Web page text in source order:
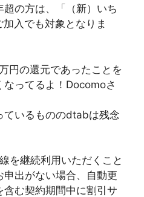
の方は、「（新）いち
入でも対象となりま
の還元であったことを
ってるよ！Docomoさ
ているもののdtabは残念
を継続利用いただくこと
出がない場合、自動更
む契約期間中に割引サ